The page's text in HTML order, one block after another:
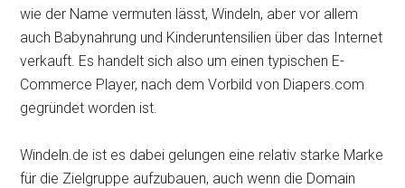
wie der Name vermuten lässt, Windeln, aber vor allem
auch Babynahrung und Kinderuntensilien über das Internet
verkauft. Es handelt sich also um einen typischen E-
Commerce Player, nach dem Vorbild von Diapers.com
gegründet worden ist.
Windeln.de ist es dabei gelungen eine relativ starke Marke
für die Zielgruppe aufzubauen, auch wenn die Domain